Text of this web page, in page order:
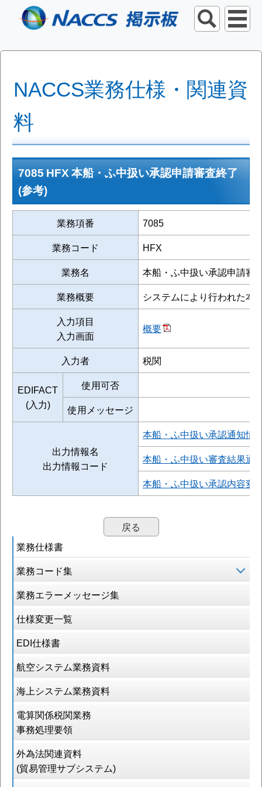
NACCS業務仕様・関連資
料
業務仕様書
業務コード集
業務エラーメッセージ集
仕様変更一覧
EDI仕様書
航空システム業務資料
海上システム業務資料
電算関係税関業務
事務処理要領
外為法関連資料
(貿易管理サブシステム)
7085 HFX 本船・ふ中扱い承認申請審査終了
(参考)
業務項番
7085
業務コード
HFX
業務名
本船・ふ中扱い承認申請審
業務概要
システムにより行われた本
入力項目
入力画面
概要
入力者 税関
EDIFACT
(入力)
使用可否
使用メッセージ
出力情報名
出力情報コード
本船・ふ中扱い承認通知情
本船・ふ中扱い審査結果通
本船・ふ中扱い承認内容変
戻る